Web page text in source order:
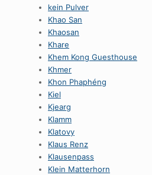
kein Pulver
Khao San
Khaosan
Khare
Khem Kong Guesthouse
Khmer
Khon Phaphéng
Kiel
Kjearg
Klamm
Klatovy
Klaus Renz
Klausenpass
Klein Matterhorn